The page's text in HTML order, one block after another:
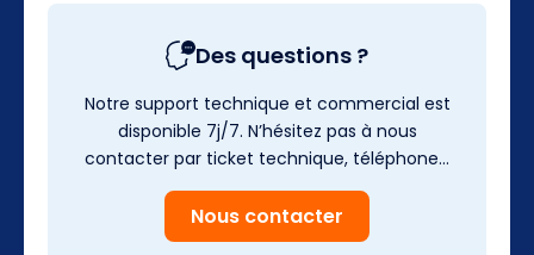
Des questions ?
Notre support technique et commercial est
disponible 7j/7. N’hésitez pas à nous
contacter par ticket technique, téléphone…
Nous contacter